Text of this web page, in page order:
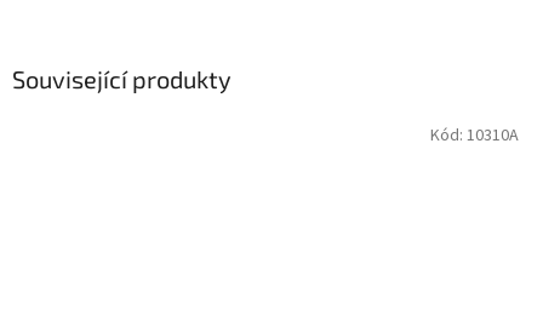
Související produkty
Kód: 10310A